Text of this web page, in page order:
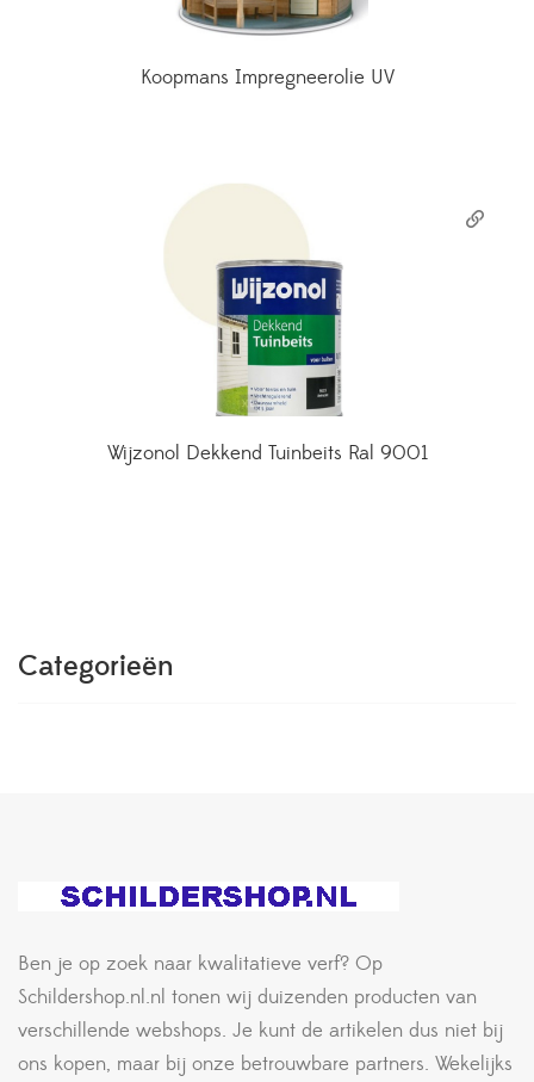
Koopmans Impregneerolie UV
Wijzonol Dekkend Tuinbeits Ral 9001
Categorieën
Ben je op zoek naar kwalitatieve verf? Op
Schildershop.nl.nl tonen wij duizenden producten van
verschillende webshops. Je kunt de artikelen dus niet bij
ons kopen, maar bij onze betrouwbare partners. Wekelijks